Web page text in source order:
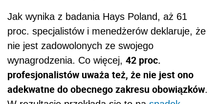
Jak wynika z badania Hays Poland, aż 61
proc. specjalistów i menedżerów deklaruje, że
nie jest zadowolonych ze swojego
wynagrodzenia. Co więcej, 42 proc.
profesjonalistów uważa też, że nie jest ono
adekwatne do obecnego zakresu obowiązków.